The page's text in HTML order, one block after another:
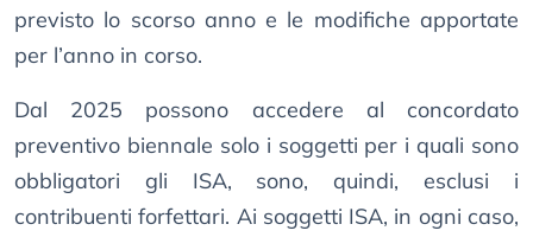
previsto lo scorso anno e le modifiche apportate
per l’anno in corso.
Dal 2025 possono accedere al concordato
preventivo biennale solo i soggetti per i quali sono
obbligatori gli ISA, sono, quindi, esclusi i
contribuenti forfettari. Ai soggetti ISA, in ogni caso,